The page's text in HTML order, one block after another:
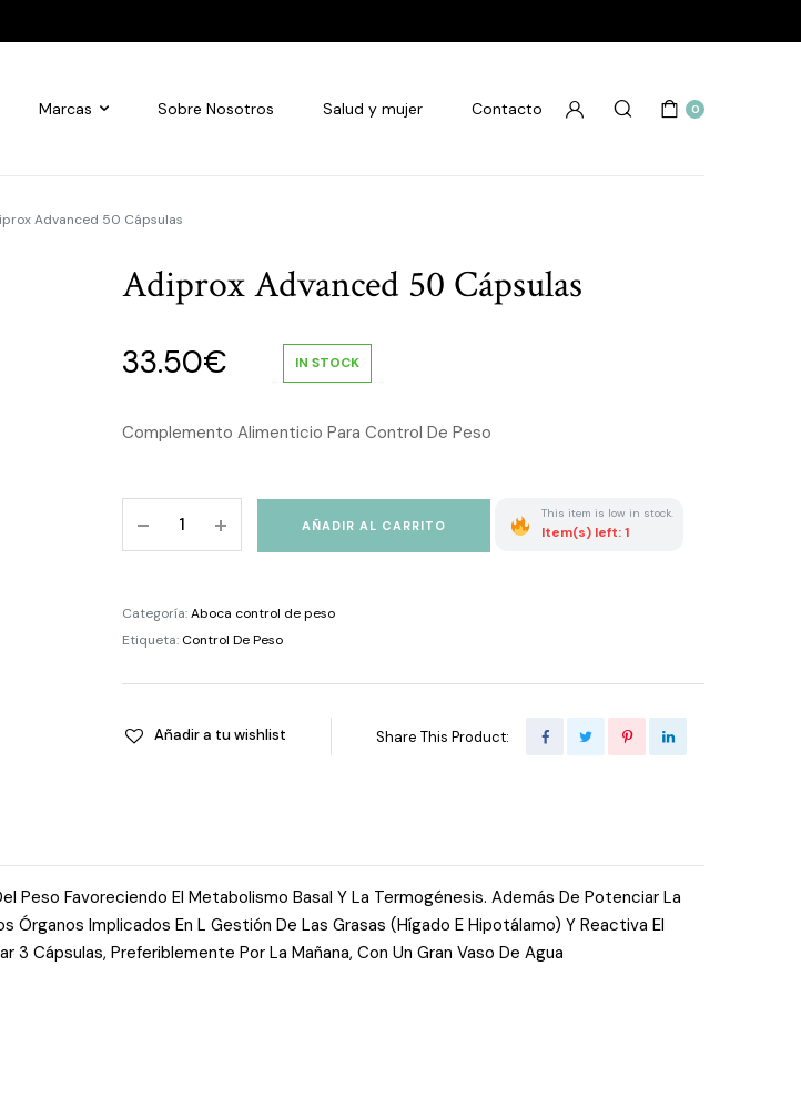
Marcas Sobre Nosotros Salud y mujer Contacto 0
Advanced 50 Cápsulas
Adiprox Advanced 50 Cápsulas
33.50€ IN STOCK
Complemento Alimenticio Para Control De Peso
Advanced
quantity
AÑADIR AL CARRITO
This item is low in stock.
Item(s) left: 1
Categoría:Aboca control de peso
Etiqueta: Control De Peso
Añadir a tu wishlist Share This Product:
Favoreciendo El Metabolismo Basal Y La Termogénesis. Además De Potenciar La
Implicados En L Gestión De Las Grasas (Hígado E Hipotálamo) Y Reactiva El
Cápsulas, Preferiblemente Por La Mañana, Con Un Gran Vaso De Agua